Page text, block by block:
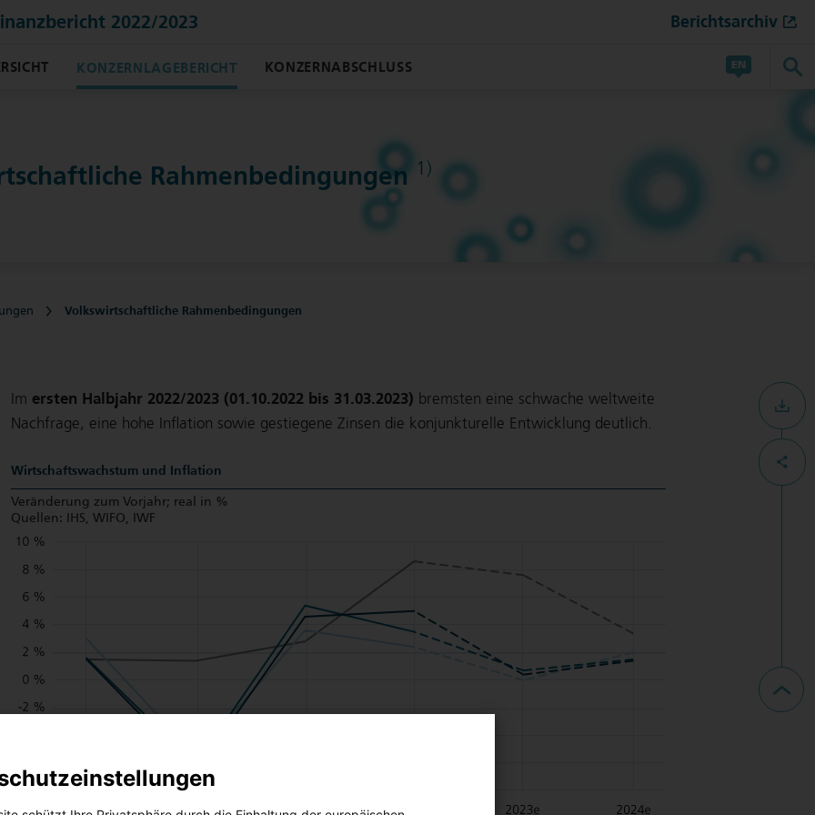
2022/2023 Berichtsarchiv
KONZERNLAGEBERICHT KONZERNABSCHLUSS
Rahmenbedingungen 1)
Volkswirtschaftliche Rahmenbedingungen
Im ersten Halbjahr 2022/2023 (01.10.2022 bis 31.03.2023) bremsten eine schwache weltweite
Nachfrage, eine hohe Inflation sowie gestiegene Zinsen die konjunkturelle Entwicklung deutlich.
Wirtschaftswachstum und Inflation
Veränderung zum Vorjahr; real in %
Quellen: IHS, WIFO, IWF